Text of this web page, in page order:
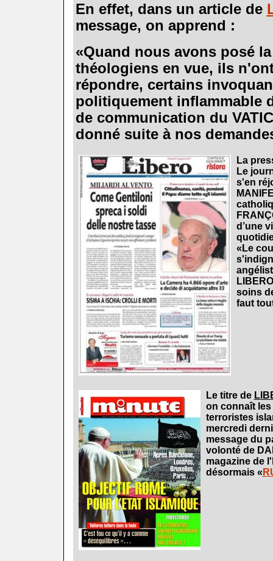
En effet, dans un article de
message, on apprend :
«Quand nous avons posé
théologiens en vue, ils
répondre, certains
politiquement inflammable
de communication du
donné suite à nos
La
Le
s'en
d’une
«Le
soins
faut
Le titre de
on connaît
terroristes
mercredi
message du
volonté de
magazine de
désormais «